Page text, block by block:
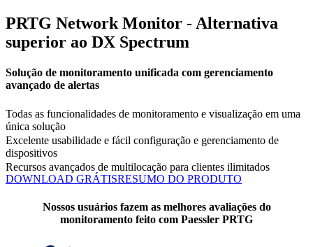
PRTG Network Monitor - Alternativa
superior ao DX Spectrum
Solução de monitoramento unificada com gerenciamento
avançado de alertas
Todas as funcionalidades de monitoramento e visualização em uma
única solução
Excelente usabilidade e fácil configuração e gerenciamento de
dispositivos
Recursos avançados de multilocação para clientes ilimitados
DOWNLOAD GRÁTISRESUMO DO PRODUTO
Nossos usuários fazem as melhores avaliações do
monitoramento feito com Paessler PRTG